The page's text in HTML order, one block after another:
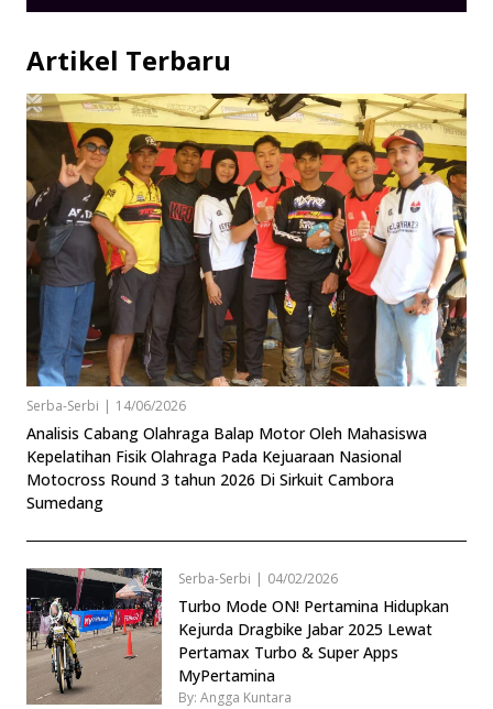
Artikel Terbaru
Serba-Serbi | 14/06/2026
Analisis Cabang Olahraga Balap Motor Oleh Mahasiswa
Kepelatihan Fisik Olahraga Pada Kejuaraan Nasional
Motocross Round 3 tahun 2026 Di Sirkuit Cambora
Sumedang
Serba-Serbi | 04/02/2026
Turbo Mode ON! Pertamina Hidupkan
Kejurda Dragbike Jabar 2025 Lewat
Pertamax Turbo & Super Apps
MyPertamina
By: Angga Kuntara